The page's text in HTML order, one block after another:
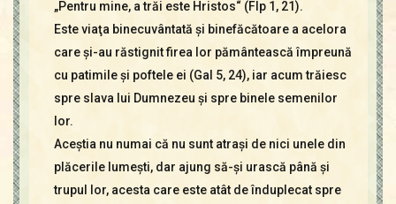
„Pentru mine, a trăi este Hristos“ (Flp 1, 21).
Este viaţa binecuvântată şi binefăcătoare a acelora
care şi-au răstignit firea lor pământească împreună
cu patimile şi poftele ei (Gal 5, 24), iar acum trăiesc
spre slava lui Dumnezeu şi spre binele semenilor
lor.
Aceştia nu numai că nu sunt atraşi de nici unele din
plăcerile lumeşti, dar ajung să-şi urască până şi
trupul lor, acesta care este atât de înduplecat spre